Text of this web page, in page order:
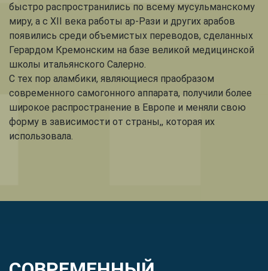
быстро распространились по всему мусульманскому
миру, а с XII века работы ар-Рази и других арабов
появились среди объемистых переводов, сделанных
Герардом Кремонским на базе великой медицинской
школы итальянского Салерно.
С тех пор аламбики, являющиеся праобразом
современного самогонного аппарата, получили более
широкое распространение в Европе и меняли свою
форму в зависимости от страны,, которая их
использовала.